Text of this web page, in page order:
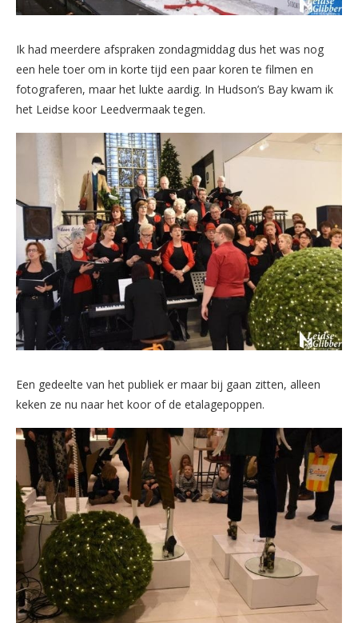
Ik had meerdere afspraken zondagmiddag dus het was nog
een hele toer om in korte tijd een paar koren te filmen en
fotograferen, maar het lukte aardig. In Hudson’s Bay kwam ik
het Leidse koor Leedvermaak tegen.
Een gedeelte van het publiek er maar bij gaan zitten, alleen
keken ze nu naar het koor of de etalagepoppen.